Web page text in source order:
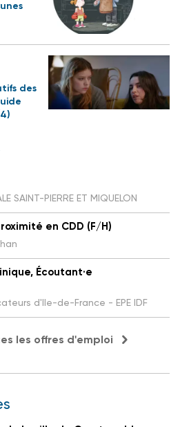
des
SAINT-PIERRE ET MIQUELON
en CDD (F/H)
Écoutant·e
d'Ile-de-France - EPE IDF
les offres d'emploi